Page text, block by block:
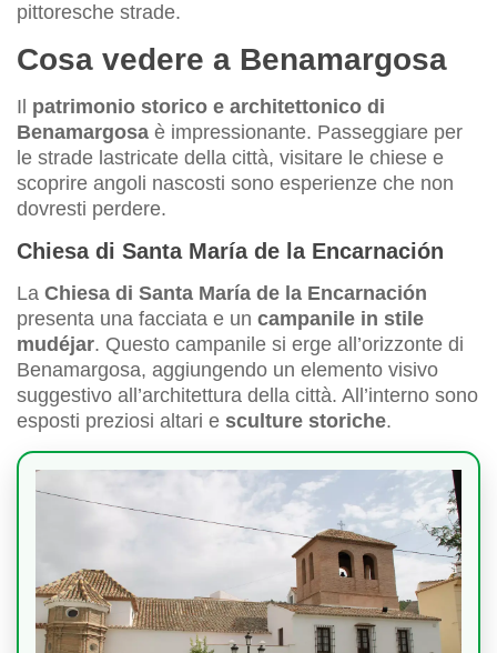
pittoresche strade.
Cosa vedere a Benamargosa
Il patrimonio storico e architettonico di
Benamargosa è impressionante. Passeggiare per
le strade lastricate della città, visitare le chiese e
scoprire angoli nascosti sono esperienze che non
dovresti perdere.
Chiesa di Santa María de la Encarnación
La Chiesa di Santa María de la Encarnación
presenta una facciata e un campanile in stile
mudéjar. Questo campanile si erge all’orizzonte di
Benamargosa, aggiungendo un elemento visivo
suggestivo all’architettura della città. All’interno sono
esposti preziosi altari e sculture storiche.